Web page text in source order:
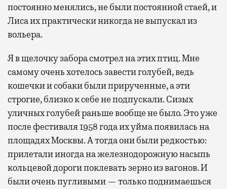
постоянно менялись, не были постоянной стаей, и
Лиса их практически никогда не выпускал из
вольера.
Я в щелочку забора смотрел на этих птиц. Мне
самому очень хотелось завести голубей, ведь
кошечки и собаки были прирученные, а эти
строгие, близко к себе не подпускали. Сизых
уличных голубей раньше вообще не было. Это уже
после фестиваля 1958 года их уйма появилась на
площадях Москвы. А тогда они были редкостью:
прилетали иногда на железнодорожную насыпь
кольцевой дороги поклевать зерно из вагонов. И
были очень пугливыми — только поднимаешься